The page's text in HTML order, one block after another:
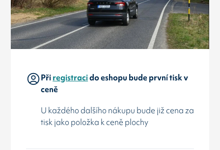
Přiregistracido eshopu bude první tisk v
ceně
U každého dalšího nákupu bude již cena za
tisk jako položka k ceně plochy